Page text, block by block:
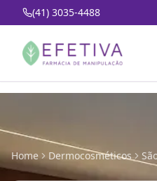
(41) 3035-4488
Home Dermocosméticos